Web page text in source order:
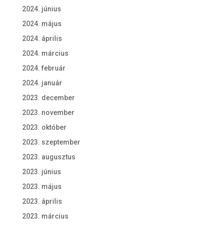
2024. június
2024. május
2024. április
2024. március
2024. február
2024. január
2023. december
2023. november
2023. október
2023. szeptember
2023. augusztus
2023. június
2023. május
2023. április
2023. március